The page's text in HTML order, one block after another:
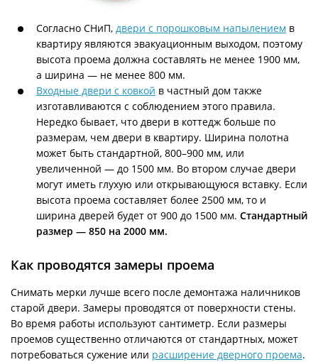
Согласно СНиП, двери с порошковым напылением в
квартиру являются эвакуационным выходом, поэтому
высота проема должна составлять не менее 1900 мм,
а ширина — не менее 800 мм.
Входные двери с ковкой в частный дом также
изготавливаются с соблюдением этого правила.
Нередко бывает, что двери в коттедж больше по
размерам, чем двери в квартиру. Ширина полотна
может быть стандартной, 800–900 мм, или
увеличенной — до 1500 мм. Во втором случае двери
могут иметь глухую или открывающуюся вставку. Если
высота проема составляет более 2500 мм, то и
ширина дверей будет от 900 до 1500 мм. Стандартный
размер — 850 на 2000 мм.
Как проводятся замеры проема
Снимать мерки лучше всего после демонтажа наличников
старой двери. Замеры проводятся от поверхности стены.
Во время работы используют сантиметр. Если размеры
проемов существенно отличаются от стандартных, может
потребоваться сужение или расширение дверного проема.